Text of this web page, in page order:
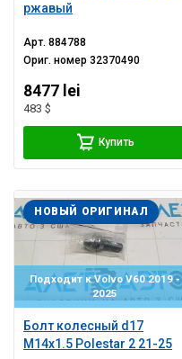
ржавый
Арт.884788
Ориг. номер32370490
8477 lei
483 $
Купить
Подходит к Volvo V60 2019 -
2025
Болт колесный d17
M14x1.5 Polestar 2 21-25
НОВЫЙ ОРИГИНАЛ